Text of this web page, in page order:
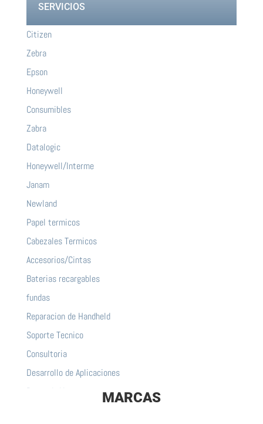
SERVICIOS
Citizen
Zebra
Epson
Honeywell
Consumibles
Zabra
Datalogic
Honeywell/Interme
Janam
Newland
Papel termicos
Cabezales Termicos
Accesorios/Cintas
Baterias recargables
fundas
Reparacion de Handheld
Soporte Tecnico
Consultoria
Desarrollo de Aplicaciones
Punto de Venta
MARCAS